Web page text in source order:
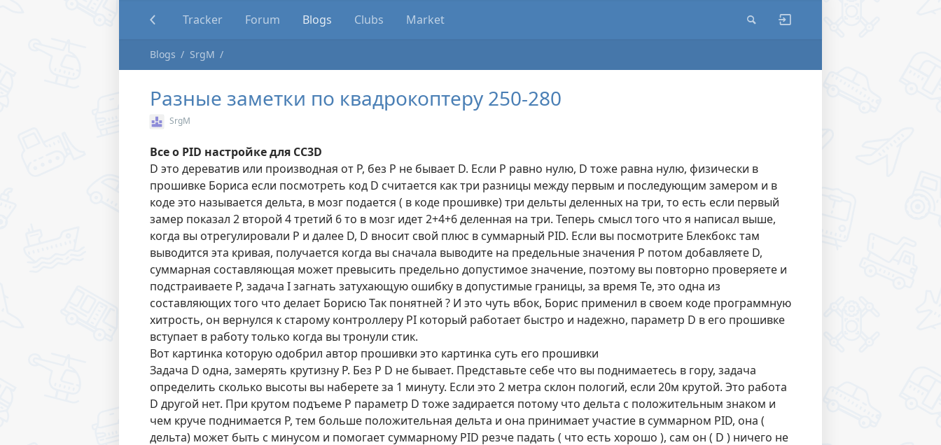
Tracker Forum Blogs Clubs Market
Blogs SrgM
Разные заметки по квадрокоптеру 250-280
SrgM
Все о PID настройке для CC3D
D это дереватив или производная от P, без P не бывает D. Если P равно нулю, D тоже равна нулю, физически в
прошивке Бориса если посмотреть код D считается как три разницы между первым и последующим замером и в
коде это называется дельта, в мозг подается ( в коде прошивке) три дельты деленных на три, то есть если первый
замер показал 2 второй 4 третий 6 то в мозг идет 2+4+6 деленная на три. Теперь смысл того что я написал выше,
когда вы отрегулировали P и далее D, D вносит свой плюс в суммарный PID. Если вы посмотрите Блекбокс там
выводится эта кривая, получается когда вы сначала выводите на предельные значения P потом добавляете D,
суммарная составляющая может превысить предельно допустимое значение, поэтому вы повторно проверяете и
подстраиваете P, задача I загнать затухающую ошибку в допустимые границы, за время Te, это одна из
составляющих того что делает Борисю Так понятней ? И это чуть вбок, Борис применил в своем коде программную
хитрость, он вернулся к старому контроллеру PI который работает быстро и надежно, параметр D в его прошивке
вступает в работу только когда вы тронули стик.
Вот картинка которую одобрил автор прошивки это картинка суть его прошивки
Задача D одна, замерять крутизну P. Без P D не бывает. Представьте себе что вы поднимаетесь в гору, задача
определить сколько высоты вы наберете за 1 минуту. Если это 2 метра склон пологий, если 20м крутой. Это работа
D другой нет. При крутом подъеме P параметр D тоже задирается потому что дельта с положительным знаком и
чем круче поднимается P, тем больше положительная дельта и она принимает участие в суммарном PID, она (
дельта) может быть с минусом и помогает суммарному PID резче падать ( что есть хорошо ), сам он ( D ) ничего не